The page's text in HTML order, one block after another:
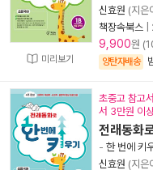
미리보기
신효원 (지은
책장속북스
9,900원
양탄자배송
초중고 참고
서 3만원 이
전래동화
- 한 번에 키
신효원 (지은